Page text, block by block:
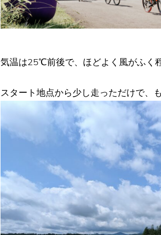
気温は25℃前後で、ほどよく風がふく
スタート地点から少し走っただけで、も